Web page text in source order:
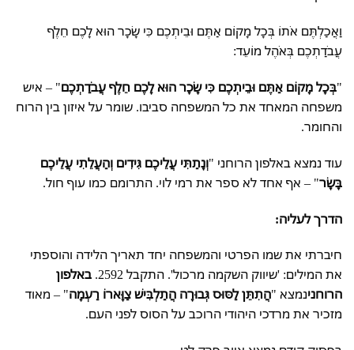
וַאֲכַלְתֶּם אֹתוֹ בְּכָל מָקוֹם אַתֶּם וּבֵיתְכֶם כִּי שָׂכָר הוּא לָכֶם חֵלֶף
עֲבֹדַתְכֶם בְּאֹהֶל מוֹעֵד:
"בְּכָל מָקוֹם אַתֶּם וּבֵיתְכֶם כִּי שָׂכָר הוּא לָכֶם חֵלֶף עֲבֹדַתְכֶם" – איש
משפחה המאחד את כל המשפחה סביבו. שומר על איזון בין הרוח
והחומר.
עוד נמצא באלפון הרוחני "וְנָתַתִּי עֲלֵיכֶם גִּידִים וְהַעֲלֵתִי עֲלֵיכֶם
בָּשָׂר" – אף אחד לא ספר את רמי לוי. התרומם כמו עוף חול.
הדרך לעליה:
חיברתי את שמו הפרטי והמשפחה יחד תאריך הלידה והוספתי
את המילים: 'שיווק השקמה מרכול'. התקבל 2592.
באלפון
הרוחנינמצא "הֲתִתֵּן לַסּוּס גְּבוּרָה הֲתַלְבִּישׁ צַוָּארוֹ רַעְמָה" – מאוד
מזכיר את מרדכי היהודי הרוכב על הסוס לפני העם.